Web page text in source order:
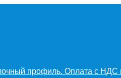
профиль. Оплата с